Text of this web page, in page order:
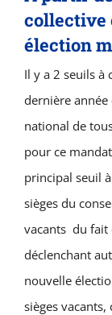
collective
élection
Il y a 2 seuils à
dernière
national de
pour ce
principal seuil
sièges du
vacants du fait
déclenchant
nouvelle
sièges